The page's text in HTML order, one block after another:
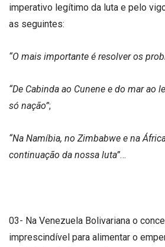
imperativo legítimo da luta e pelo
as seguintes:
“O mais importante é resolver os
“De Cabinda ao Cunene e do mar ao
só nação”;
“Na Namíbia, no Zimbabwe e na
continuação da nossa luta”…
03- Na Venezuela Bolivariana o
imprescindível para alimentar o